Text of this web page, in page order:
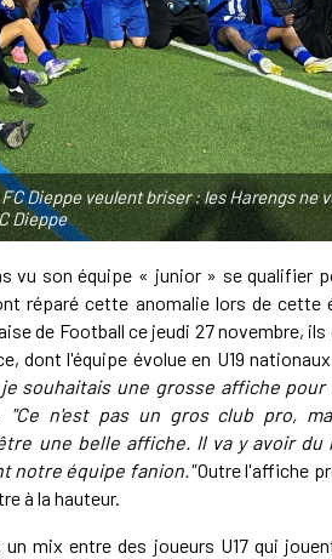
Dieppe veulent briser : les Harengs ne
Dieppe
vu son équipe « junior » se qualifier
réparé cette anomalie lors de cette
de Football ce jeudi 27 novembre,
dont l'équipe évolue en U19
souhaitais une grosse affiche pour
"Ce n'est pas un gros club pro,
une belle affiche. Il va y avoir du
notre équipe fanion."Outre l'affiche
à la hauteur.
mix entre des joueurs U17 qui